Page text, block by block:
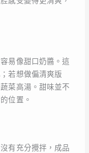
易像甜口奶醬。這
若想做偏清爽版
菜高湯。甜味並不
位置。
有充分攪拌，成品